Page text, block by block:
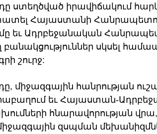
ստեղծված իրավիճակում
Հայաստանի
եւ Ադրբեջանական
սկսել
շուրջ:
միջազգային հանրության
եւ Հայաստան-
հնարավորության վրա,
զսպման